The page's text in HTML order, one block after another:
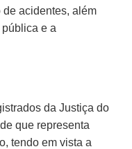
acidentes, além
e a
da Justiça do
que representa
tendo em vista a